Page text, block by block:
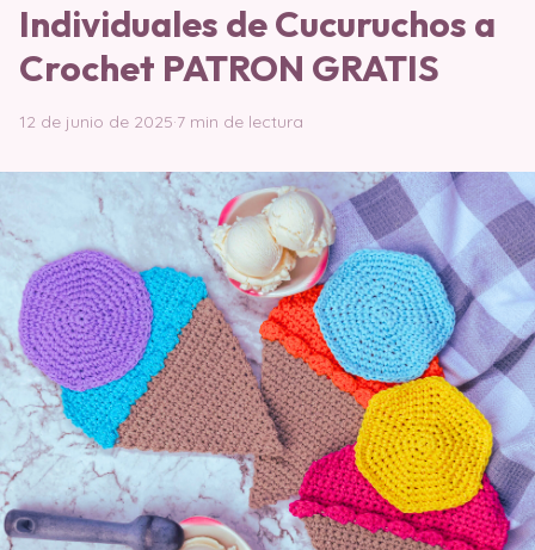
Individuales de Cucuruchos a
Crochet PATRON GRATIS
12 de junio de 2025·7 min de lectura